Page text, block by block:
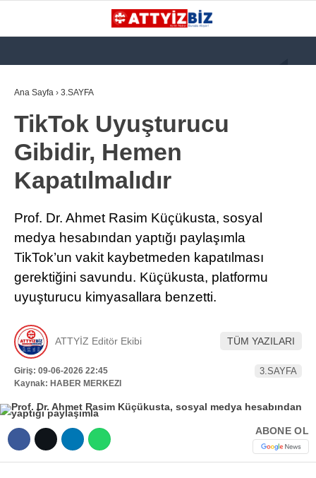
Instagram
KATEGORİLER
GÜNDEM
112 ACİL
PARAMEDİK (AABT)
TERCİH ROBOTU
Ana Sayfa › 3.SAYFA
TikTok Uyuşturucu
Gibidir, Hemen
Kapatılmalıdır
Prof. Dr. Ahmet Rasim Küçükusta, sosyal
medya hesabından yaptığı paylaşımla
TikTok’un vakit kaybetmeden kapatılması
gerektiğini savundu. Küçükusta, platformu
uyuşturucu kimyasallara benzetti.
ATTYİZ Editör Ekibi TÜM YAZILARI
Giriş: 09-06-2026 22:45
Kaynak: HABER MERKEZI
3.SAYFA
ABONE OL